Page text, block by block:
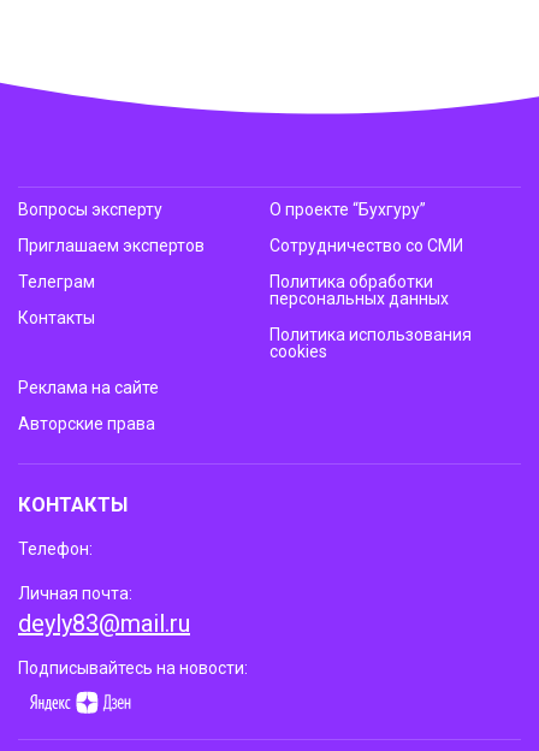
Вопросы эксперту
Приглашаем экспертов
Телеграм
Контакты
О проекте “Бухгуру”
Сотрудничество со СМИ
Политика обработки
персональных данных
Политика использования
cookies
Реклама на сайте
Авторские права
КОНТАКТЫ
Телефон:
Личная почта:
deyly83@mail.ru
Подписывайтесь на новости: